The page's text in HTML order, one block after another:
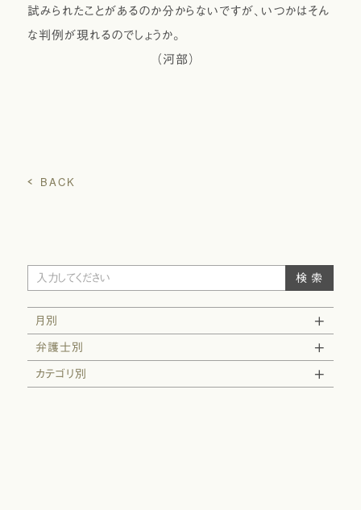
試みられたことがあるのか分からないですが、いつかはそん
な判例が現れるのでしょうか。
（河部）
BACK
月別
弁護士別
カテゴリ別